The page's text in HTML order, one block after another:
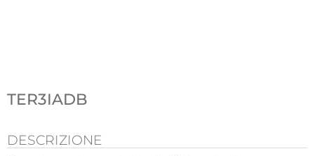
TER3IADB
DESCRIZIONE